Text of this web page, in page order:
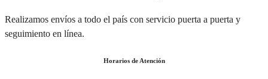
Realizamos envíos a todo el país con servicio puerta a puerta y
seguimiento en línea.
Horarios de Atención